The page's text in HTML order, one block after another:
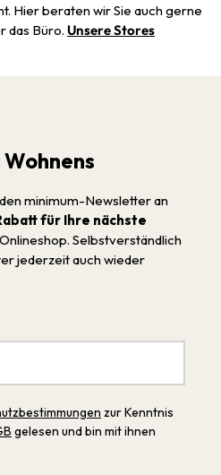
Hier beraten wir Sie auch gerne
das Büro. Unsere Stores
Wohnens
minimum-Newsletter an
für Ihre nächste
Selbstverständlich
jederzeit auch wieder
zur Kenntnis
gelesen und bin mit ihnen